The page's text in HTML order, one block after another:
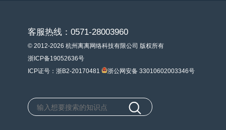
客服热线：0571-28003960
© 2012-2026 杭州离离网络科技有限公司 版权所有
浙ICP备19052636号
ICP证号：浙B2-20170481
浙公网安备 33010602003346号